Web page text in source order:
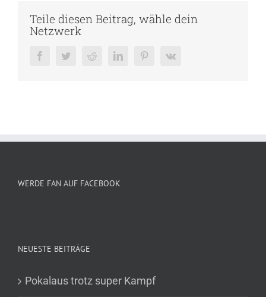
Teile diesen Beitrag, wähle dein
Netzwerk
FacebookTwitterRedditLinkedInPinterestVk
WERDE FAN AUF FACEBOOK
NEUESTE BEITRÄGE
Pokalaus trotz super Kampf